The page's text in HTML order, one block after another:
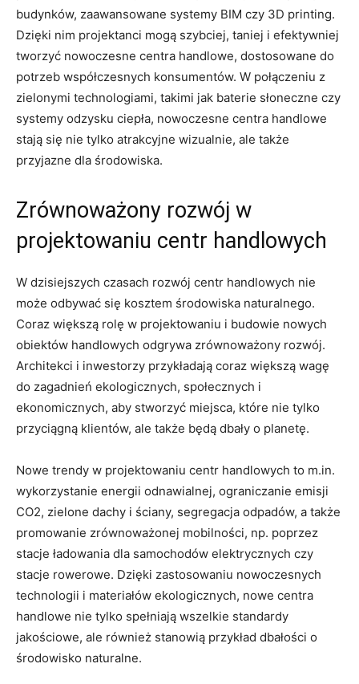
budynków, zaawansowane⁣ systemy BIM czy 3D printing.
Dzięki nim projektanci mogą szybciej, taniej i efektywniej
tworzyć nowoczesne​ centra‍ handlowe, dostosowane ⁢do
potrzeb ⁢współczesnych konsumentów. W połączeniu ⁢z
zielonymi technologiami,‍ takimi jak baterie słoneczne czy
systemy odzysku ciepła, nowoczesne centra handlowe
stają się nie tylko ⁢atrakcyjne wizualnie, ⁢ale także
przyjazne ⁢dla środowiska.
Zrównoważony rozwój‌ w
projektowaniu ‍centr​ handlowych
W dzisiejszych czasach rozwój centr handlowych nie
może odbywać się kosztem środowiska naturalnego.
Coraz większą⁣ rolę w projektowaniu i budowie nowych
obiektów handlowych‌ odgrywa zrównoważony rozwój.
Architekci i⁤ inwestorzy przykładają coraz większą wagę
⁤do⁢ zagadnień ekologicznych, społecznych i
ekonomicznych, aby stworzyć miejsca, które nie tylko
przyciągną klientów, ale także będą dbały o planetę.
Nowe trendy w‌ projektowaniu centr handlowych to m.in.
wykorzystanie energii odnawialnej, ograniczanie emisji
CO2, zielone dachy i ⁣ściany, segregacja ⁢odpadów, a także
promowanie ⁣zrównoważonej mobilności, np.​ poprzez
‍stacje ładowania‌ dla samochodów elektrycznych czy
stacje rowerowe. Dzięki zastosowaniu nowoczesnych
technologii i materiałów ⁤ekologicznych, nowe centra
handlowe ‍nie​ tylko spełniają wszelkie ‍standardy
jakościowe, ale również stanowią przykład ⁤dbałości o
środowisko⁣ naturalne.